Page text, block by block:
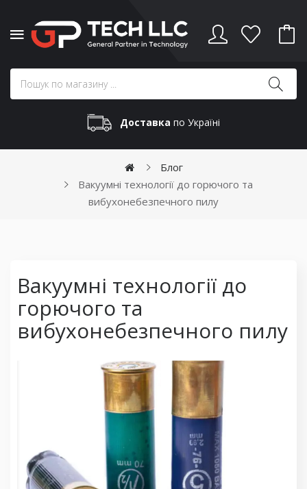
Доставка по Україні
Блог
Вакуумні технології до горючого та
вибухонебезпечного пилу
Вакуумні технології до
горючого та
вибухонебезпечного пилу